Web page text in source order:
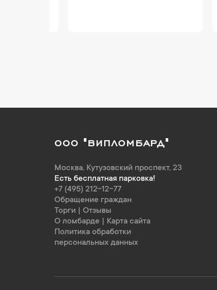
ООО "ВИПЛОМБАРД"
Москва, Кутузовский проспект, 23
Есть бесплатная парковка!
+7 (495) 212-12-77
Обращение граждан
Торги
Отзывы
О ломбарде
Карта сайта
Политика обработки
персональных данных